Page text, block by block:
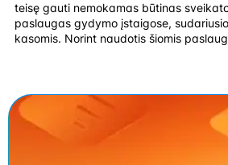
teisę gauti nemokamas būtinas
paslaugas gydymo įstaigose,
kasomis. Norint naudotis šiomis
skiltį „PSD įmokos“ ir spauskite […]